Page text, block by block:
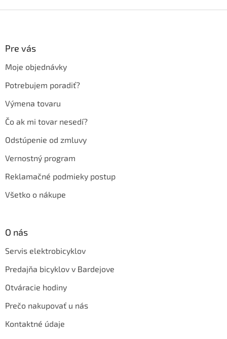
Pre vás
Moje objednávky
Potrebujem poradiť?
Výmena tovaru
Čo ak mi tovar nesedí?
Odstúpenie od zmluvy
Vernostný program
Reklamačné podmieky postup
Všetko o nákupe
O nás
Servis elektrobicyklov
Predajňa bicyklov v Bardejove
Otváracie hodiny
Prečo nakupovať u nás
Kontaktné údaje